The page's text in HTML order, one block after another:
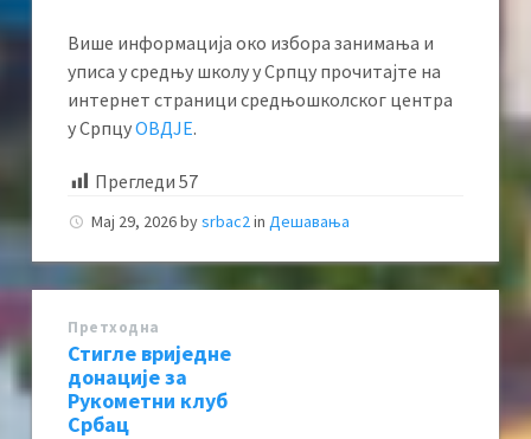
Више информација око избора занимања и
уписа у средњу школу у Српцу прочитајте на
интернет страници средњошколског центра
у СрпцуОВДЈЕ.
Прегледи 57
Мај 29, 2026bysrbac2in Дешавања
Претходна
Стигле вриједне
донације за
Рукометни клуб
Србац